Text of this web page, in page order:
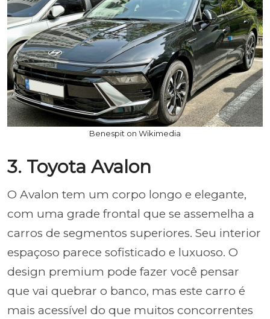
Benespit on Wikimedia
3. Toyota Avalon
O Avalon tem um corpo longo e elegante,
com uma grade frontal que se assemelha a
carros de segmentos superiores. Seu interior
espaçoso parece sofisticado e luxuoso. O
design premium pode fazer você pensar
que vai quebrar o banco, mas este carro é
mais acessível do que muitos concorrentes